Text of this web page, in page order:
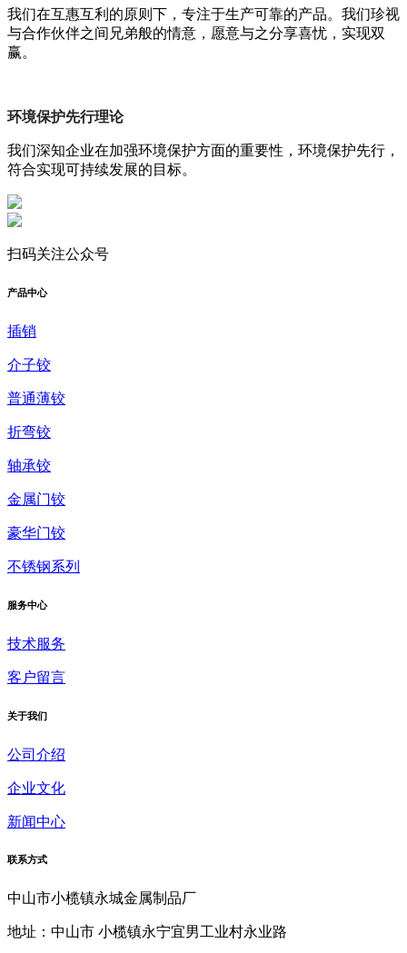
我们在互惠互利的原则下，专注于生产可靠的产品。我们珍视
与合作伙伴之间兄弟般的情意，愿意与之分享喜忧，实现双
赢。
环境保护先行理论
我们深知企业在加强环境保护方面的重要性，环境保护先行，
符合实现可持续发展的目标。
扫码关注公众号
产品中心
插销
介子铰
普通薄铰
折弯铰
轴承铰
金属门铰
豪华门铰
不锈钢系列
服务中心
技术服务
客户留言
关于我们
公司介绍
企业文化
新闻中心
联系方式
中山市小榄镇永城金属制品厂
地址：中山市 小榄镇永宁宜男工业村永业路